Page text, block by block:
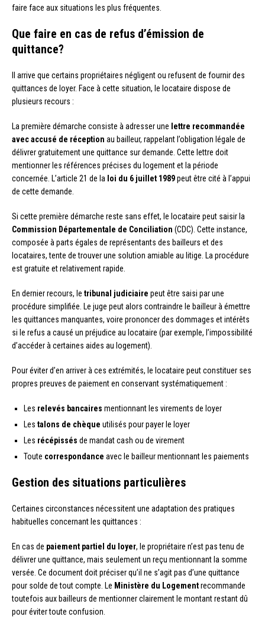
faire face aux situations les plus fréquentes.
Que faire en cas de refus d’émission de
quittance?
Il arrive que certains propriétaires négligent ou refusent de fournir des
quittances de loyer. Face à cette situation, le locataire dispose de
plusieurs recours :
La première démarche consiste à adresser une lettre recommandée
avec accusé de réception au bailleur, rappelant l’obligation légale de
délivrer gratuitement une quittance sur demande. Cette lettre doit
mentionner les références précises du logement et la période
concernée. L’article 21 de la loi du 6 juillet 1989peut être cité à l’appui
de cette demande.
Si cette première démarche reste sans effet, le locataire peut saisir la
Commission Départementale de Conciliation (CDC). Cette instance,
composée à parts égales de représentants des bailleurs et des
locataires, tente de trouver une solution amiable au litige. La procédure
est gratuite et relativement rapide.
En dernier recours, le tribunal judiciaire peut être saisi par une
procédure simplifiée. Le juge peut alors contraindre le bailleur à émettre
les quittances manquantes, voire prononcer des dommages et intérêts
si le refus a causé un préjudice au locataire (par exemple, l’impossibilité
d’accéder à certaines aides au logement).
Pour éviter d’en arriver à ces extrémités, le locataire peut constituer ses
propres preuves de paiement en conservant systématiquement :
Les relevés bancaires mentionnant les virements de loyer
Les talons de chèque utilisés pour payer le loyer
Les récépissés de mandat cash ou de virement
Toute correspondance avec le bailleur mentionnant les paiements
Gestion des situations particulières
Certaines circonstances nécessitent une adaptation des pratiques
habituelles concernant les quittances :
En cas de paiement partiel du loyer, le propriétaire n’est pas tenu de
délivrer une quittance, mais seulement un reçu mentionnant la somme
versée. Ce document doit préciser qu’il ne s’agit pas d’une quittance
pour solde de tout compte. Le Ministère du Logementrecommande
toutefois aux bailleurs de mentionner clairement le montant restant dû
pour éviter toute confusion.